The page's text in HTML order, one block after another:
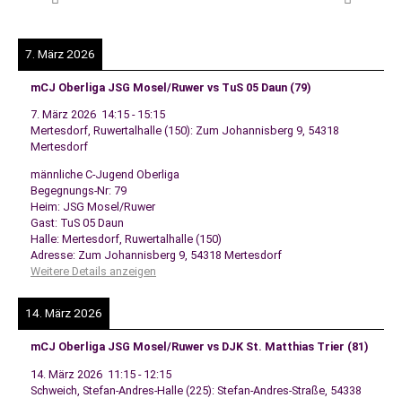
7. März 2026
mCJ Oberliga JSG Mosel/Ruwer vs TuS 05 Daun (79)
7. März 2026 14:15 - 15:15
Mertesdorf, Ruwertalhalle (150): Zum Johannisberg 9, 54318
Mertesdorf
männliche C-Jugend Oberliga
Begegnungs-Nr: 79
Heim: JSG Mosel/Ruwer
Gast: TuS 05 Daun
Halle: Mertesdorf, Ruwertalhalle (150)
Adresse: Zum Johannisberg 9, 54318 Mertesdorf
Weitere Details anzeigen
14. März 2026
mCJ Oberliga JSG Mosel/Ruwer vs DJK St. Matthias Trier (81)
14. März 2026 11:15 - 12:15
Schweich, Stefan-Andres-Halle (225): Stefan-Andres-Straße, 54338